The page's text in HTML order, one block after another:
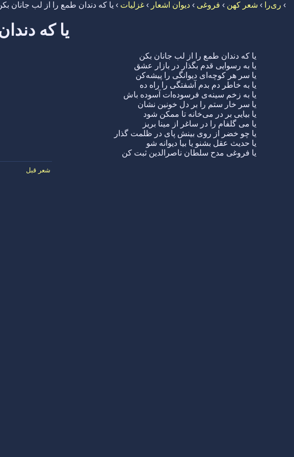
› ری‌را › شعر کهن › فروغی › دیوان اشعار › غزلیات › یا که دندان طمع را از لب جانان
یا که
یا که دندان طمع را از لب جانان بکن
یا به رسوایی قدم بگذار در بازار عشق
یا سر هر کوچه‌ای دیوانگی را پیشه‌کن
یا به خاطر دم بدم آشفتگی را راه ده
یا به زخم سینه‌ی فرسوده‌ات آسوده باش
یا سر خار ستم را بر دل خونین نشان
یا بیایی بر در می‌خانه تا ممکن شود
یا می گلفام را در ساغر از مینا بریز
یا چو خضر از روی بینش پای در ظلمت گذار
یا حدیث عقل بشنو یا بیا دیوانه شو
یا فروغی مدح سلطان ناصرالدین ثبت کن
شعر قبل